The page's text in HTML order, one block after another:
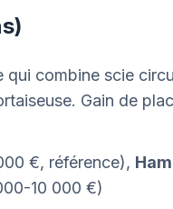
qui combine scie
Gain de
€, référence),
10 000 €)